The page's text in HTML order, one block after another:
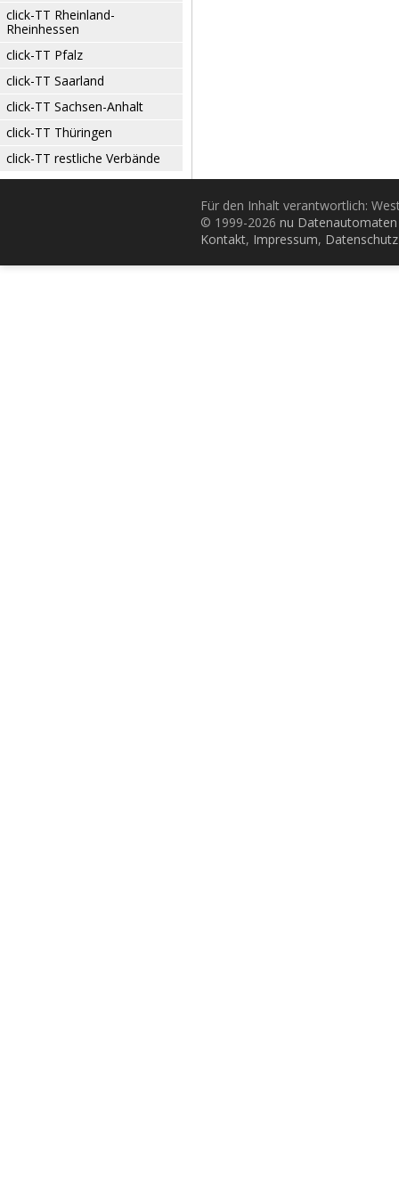
click-TT Rheinland-
Rheinhessen
click-TT Pfalz
click-TT Saarland
click-TT Sachsen-Anhalt
click-TT Thüringen
click-TT restliche Verbände
Für den Inhalt verantwortlich:
© 1999-2026 nu
Kontakt, Impressum, Datenschutz